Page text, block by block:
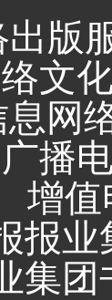
出版
文
息网
广播
增值
报
集